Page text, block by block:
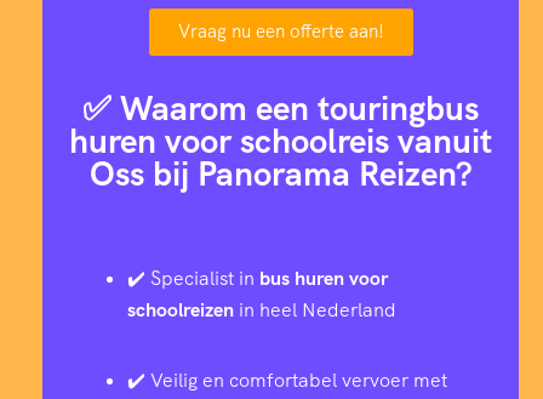
Vraag nu een offerte aan!
✅ Waarom een touringbus
huren voor schoolreis vanuit
Oss bij Panorama Reizen?
✔️ Specialist in bus huren voor
schoolreizen in heel Nederland
✔️ Veilig en comfortabel vervoer met